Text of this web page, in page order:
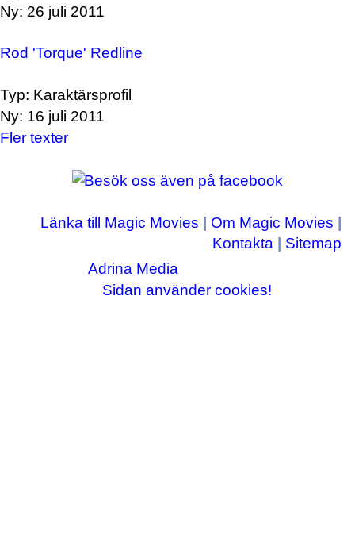
Ny: 26 juli 2011
Rod 'Torque' Redline
Typ: Karaktärsprofil
Ny: 16 juli 2011
Fler texter
Länka till Magic Movies Om Magic Movies
Kontakta
Sitemap
Copyright © 2003-2026Adrina Media
Sidan använder cookies!